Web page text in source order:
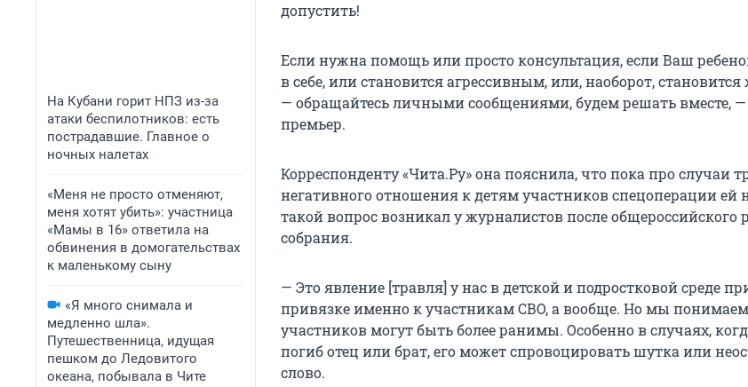
На Кубани горит НПЗ из-за
атаки беспилотников: есть
пострадавшие. Главное о
ночных налетах
«Меня не просто отменяют,
меня хотят убить»: участница
«Мамы в 16» ответила на
обвинения в домогательствах
к маленькому сыну
«Я много снимала и
медленно шла».
Путешественница, идущая
пешком до Ледовитого
океана, побывала в Чите
допустить!
Если нужна помощь или просто консультация, если Ваш
в себе, или становится агрессивным, или, наоборот,
— обращайтесь личными сообщениями, будем решать вместе,
премьер.
Корреспонденту «Чита.Ру» она пояснила, что пока про случаи
негативного отношения к детям участников спецоперации ей
такой вопрос возникал у журналистов после общероссийского
собрания.
— Это явление [травля] у нас в детской и подростковой среде
привязке именно к участникам СВО, а вообще. Но мы
участников могут быть более ранимы. Особенно в случаях,
погиб отец или брат, его может спровоцировать шутка или
слово.